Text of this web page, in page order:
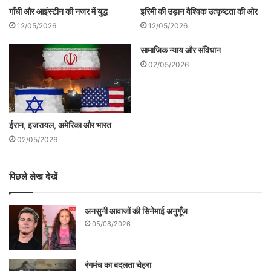
नौसेना के एक प्रवक्ता ने ट्वीट किया, ‘पी-8आई
विमान में बहुत शक्तिशाली सिंथेटिक एपर्चर रडार है,
जिसका इस्तेमाल लापता विमान का पता लगाने के
लिए एसएआर स्वीप के दौरान किया जाएगा|’
गाँधी और आइंस्टीन की नजर में युद्ध
12/05/2026
इरिमी की उड़ान वैश्विक उत्कृष्टता की ओर
12/05/2026
ईरान, इजरायल, अमेरिका और भारत
02/05/2026
सामाजिक न्याय और संविधान
02/05/2026
पिछले लेख देखें
अनसुनी आवाजों की सिनेमाई अनुगूँज
05/08/2026
रंगमंच का बदलता चेहरा